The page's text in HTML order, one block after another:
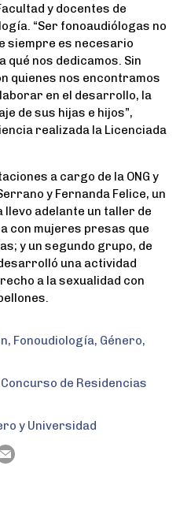
y docentes de
“Ser fonoaudiólogas no
siempre es necesario
qué nos dedicamos. Sin
quienes nos encontramos
en el desarrollo, la
de sus hijas e hijos”,
realizada la Licenciada
a cargo de la ONG y
y Fernanda Felice, un
adelante un taller de
con mujeres presas que
y un segundo grupo, de
una actividad
a la sexualidad con
, Fonoudiología, Género,
de Residencias
y Universidad